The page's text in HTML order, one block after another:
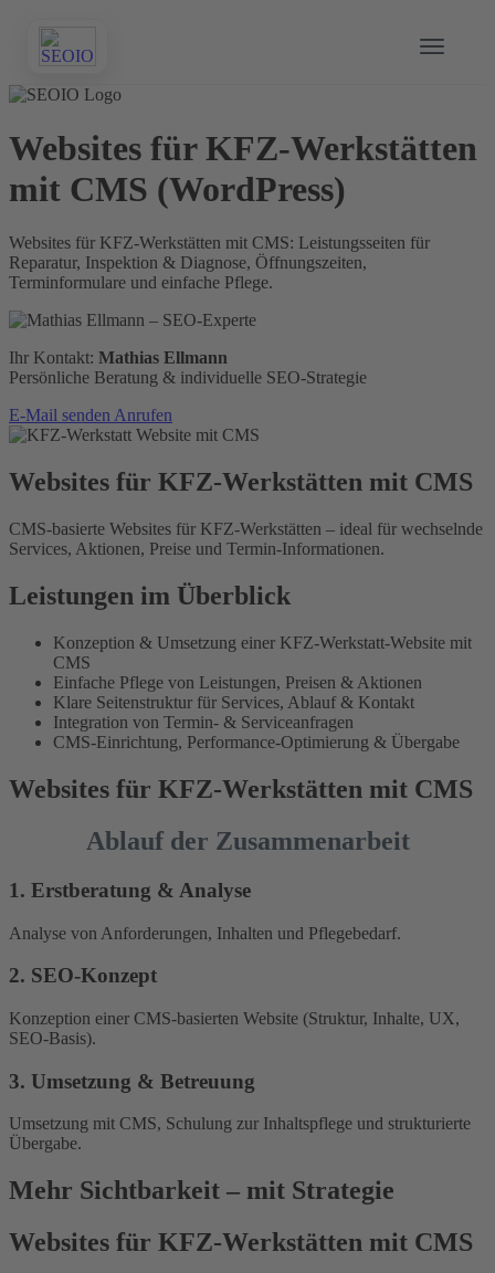
Websites für KFZ-Werkstätten
mit CMS (WordPress)
Websites für KFZ-Werkstätten mit CMS: Leistungsseiten für
Reparatur, Inspektion & Diagnose, Öffnungszeiten,
Terminformulare und einfache Pflege.
Ihr Kontakt: Mathias Ellmann
Persönliche Beratung & individuelle SEO-Strategie
E-Mail sendenAnrufen
Websites für KFZ-Werkstätten mit CMS
CMS-basierte Websites für KFZ-Werkstätten – ideal für wechselnde
Services, Aktionen, Preise und Termin-Informationen.
Leistungen im Überblick
Konzeption & Umsetzung einer KFZ-Werkstatt-Website mit
CMS
Einfache Pflege von Leistungen, Preisen & Aktionen
Klare Seitenstruktur für Services, Ablauf & Kontakt
Integration von Termin- & Serviceanfragen
CMS-Einrichtung, Performance-Optimierung & Übergabe
Websites für KFZ-Werkstätten mit CMS
Ablauf der Zusammenarbeit
1. Erstberatung & Analyse
Analyse von Anforderungen, Inhalten und Pflegebedarf.
2. SEO-Konzept
Konzeption einer CMS-basierten Website (Struktur, Inhalte, UX,
SEO-Basis).
3. Umsetzung & Betreuung
Umsetzung mit CMS, Schulung zur Inhaltspflege und strukturierte
Übergabe.
Mehr Sichtbarkeit – mit Strategie
Websites für KFZ-Werkstätten mit CMS